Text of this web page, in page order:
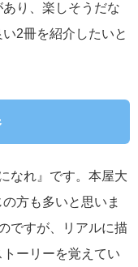
り、楽しそうだな
2冊を紹介したいと
なれ』です。本屋大
方も多いと思いま
ですが、リアルに描
ーリーを覚えてい